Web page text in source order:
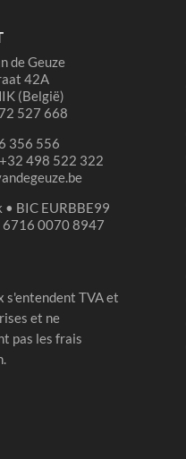
de Geuze
42A
(België)
527 668
356 556
498 522 322
• BIC EURBBE99
6716 0070 8947
s'entendent TVA et
et ne
pas les frais